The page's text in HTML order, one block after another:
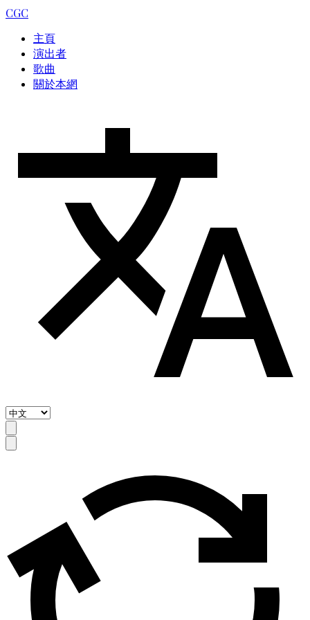
CGC
主頁
演出者
歌曲
關於本網